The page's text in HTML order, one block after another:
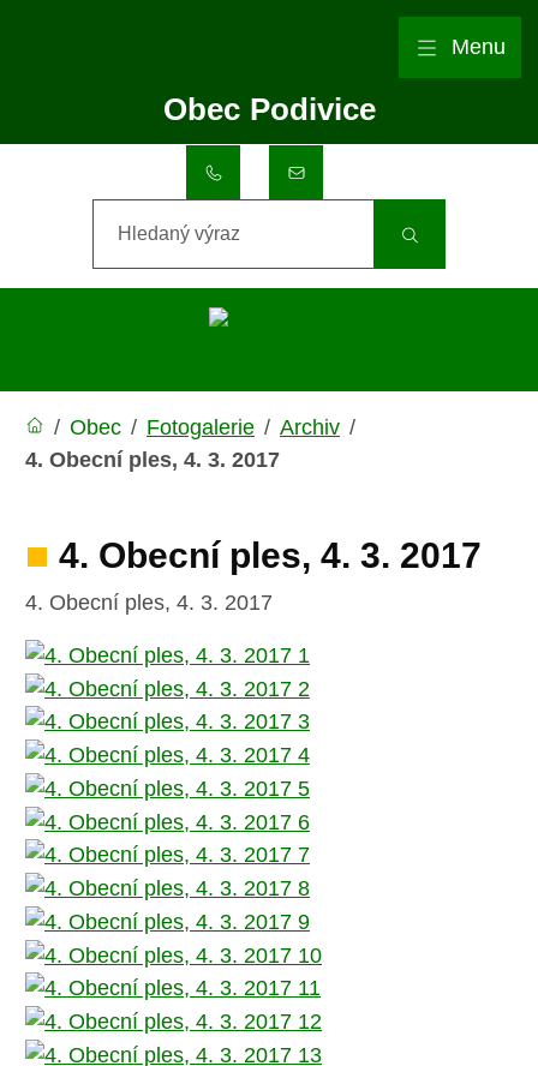
Obec Podivice
+420 517 357 002obec@podivice.eu
Hledaný výraz
Menu
/ Obec / Fotogalerie / Archiv /
4. Obecní ples, 4. 3. 2017
4. Obecní ples, 4. 3. 2017
4. Obecní ples, 4. 3. 2017